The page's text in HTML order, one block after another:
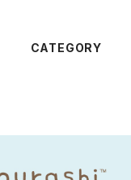
CATEGORY